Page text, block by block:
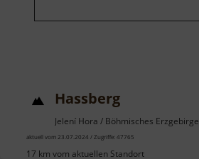
Hassberg
Jelení Hora / Böhmisches Erzgebirge
aktuell vom 23.07.2024 / Zugriffe: 47765
17 km vom aktuellen Standort